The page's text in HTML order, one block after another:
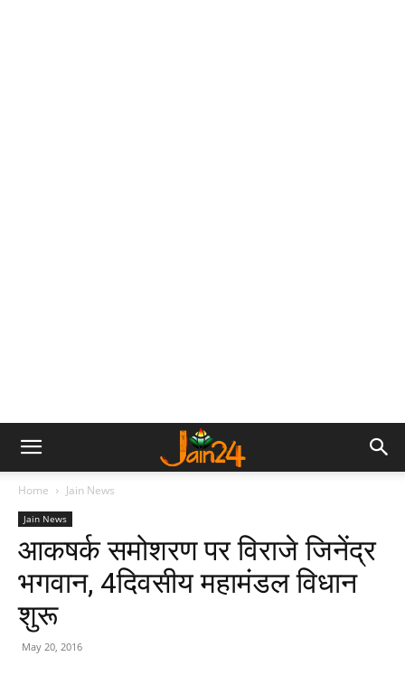
Home Jain News
Jain News
आकषर्क समोशरण पर विराजे जिनेंद्र
भगवान, 4दिवसीय महामंडल विधान
शुरू
May 20, 2016